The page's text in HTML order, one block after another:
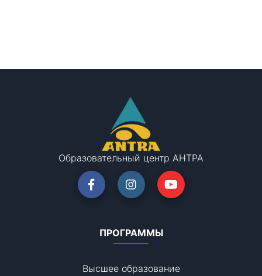
Образовательный центр АНТРА
ПРОГРАММЫ
Высшее образование